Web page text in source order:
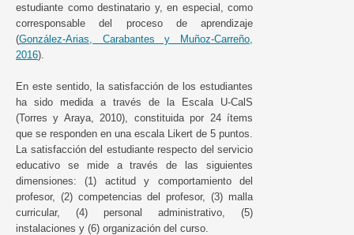
estudiante como destinatario y, en especial, como
corresponsable del proceso de aprendizaje
(González-Arias, Carabantes y Muñoz-Carreño,
2016).
En este sentido, la satisfacción de los estudiantes
ha sido medida a través de la Escala U-CalS
(Torres y Araya, 2010), constituida por 24 ítems
que se responden en una escala Likert de 5 puntos.
La satisfacción del estudiante respecto del servicio
educativo se mide a través de las siguientes
dimensiones: (1) actitud y comportamiento del
profesor, (2) competencias del profesor, (3) malla
curricular, (4) personal administrativo, (5)
instalaciones y (6) organización del curso.